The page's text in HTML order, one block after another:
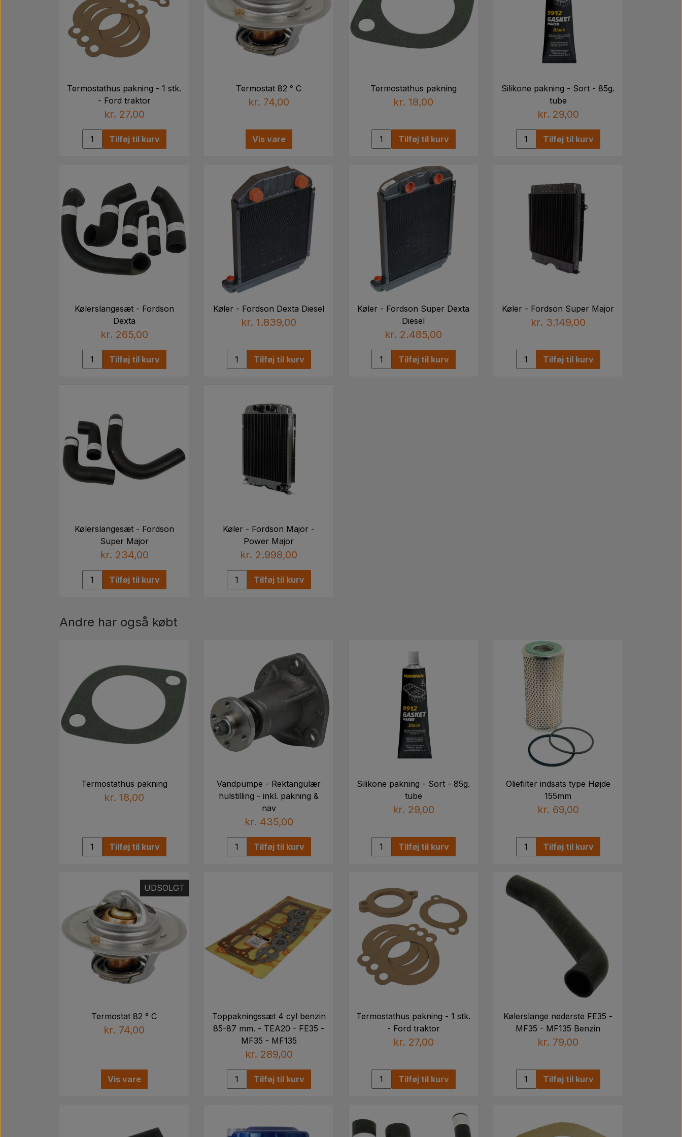
Termostathus pakning - 1 stk.
- Ford traktor
kr. 27,00
Tilføj til kurv
Termostat 82 ° C
kr. 74,00
Vis vare
Termostathus pakning
kr. 18,00
Tilføj til kurv
Silikone pakning - Sort - 85g.
tube
kr. 29,00
Tilføj til kurv
Kølerslangesæt - Fordson
Dexta
kr. 265,00
Tilføj til kurv
Køler - Fordson Dexta Diesel
kr. 1.839,00
Tilføj til kurv
Køler - Fordson Super Dexta
Diesel
kr. 2.485,00
Tilføj til kurv
Køler - Fordson Super Major
kr. 3.149,00
Tilføj til kurv
Kølerslangesæt - Fordson
Super Major
kr. 234,00
Tilføj til kurv
Køler - Fordson Major -
Power Major
kr. 2.998,00
Tilføj til kurv
Andre har også købt
Termostathus pakning
kr. 18,00
Tilføj til kurv
Vandpumpe - Rektangulær
hulstilling - inkl. pakning &
nav
kr. 435,00
Tilføj til kurv
Silikone pakning - Sort - 85g.
tube
kr. 29,00
Tilføj til kurv
Oliefilter indsats type Højde
155mm
kr. 69,00
Tilføj til kurv
UDSOLGT
Termostat 82 ° C
kr. 74,00
Vis vare
Toppakningssæt 4 cyl benzin
85-87 mm. - TEA20 - FE35 -
MF35 - MF135
kr. 289,00
Tilføj til kurv
Termostathus pakning - 1 stk.
- Ford traktor
kr. 27,00
Tilføj til kurv
Kølerslange nederste FE35 -
MF35 - MF135 Benzin
kr. 79,00
Tilføj til kurv